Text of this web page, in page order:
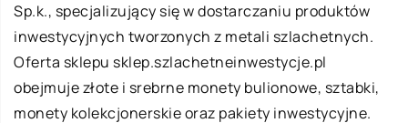
Sp.k., specjalizujący się w dostarczaniu produktów
inwestycyjnych tworzonych z metali szlachetnych.
Oferta sklepu sklep.szlachetneinwestycje.pl
obejmuje złote i srebrne monety bulionowe, sztabki,
monety kolekcjonerskie oraz pakiety inwestycyjne.